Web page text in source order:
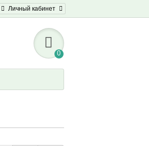
Личный кабинет
0